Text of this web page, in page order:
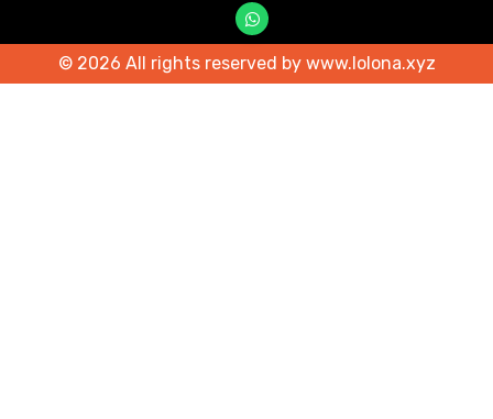
© 2026 All rights reserved by www.lolona.xyz